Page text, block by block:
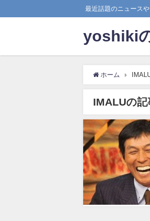
最近話題のニュース
yoshiki
ホーム
IMALUの記